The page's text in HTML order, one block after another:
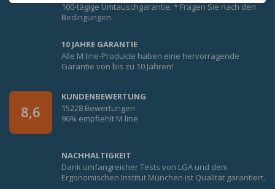
100-tägige Umtauschgarantie. * Fragen Sie nach den
Bedingungen
10 JAHRE GARANTIE
Alle M line-Produkte haben eine hervorragende
Garantie von bis zu 10 Jahren!
8,6
KUNDENBEWERTUNG
15228 Bewertungen
96% empfiehlt M line
NACHHALTIGKEIT
Dank umfangreicher Tests von LGA und dem
Ergonomischen Institut München ist Qualität garantiert.